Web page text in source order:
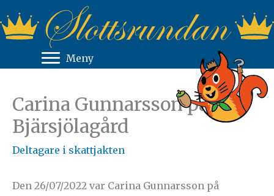
till
innehåll
Meny
Carina Gunnarsson på
Bjärsjölagård
Deltagare i skattjakten
Den 26/07/2022 var Carina Gunnarsson på